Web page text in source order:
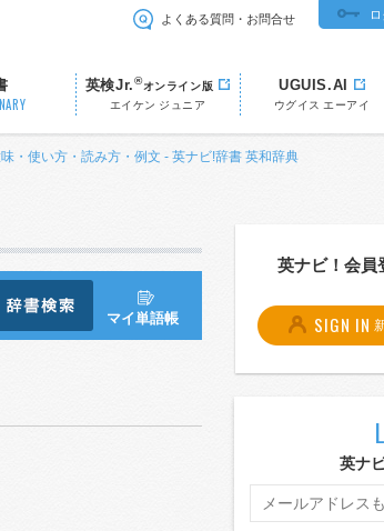
よくある質問・お問合せ
英検Jr.®オンライン版
エイケン ジュニア
UGUIS.AI
ウグイス エーアイ
・使い方・読み方・例文 - 英ナビ!辞書 英和辞典
マイ単語帳
英ナビ！会員
SIGN IN
英ナ